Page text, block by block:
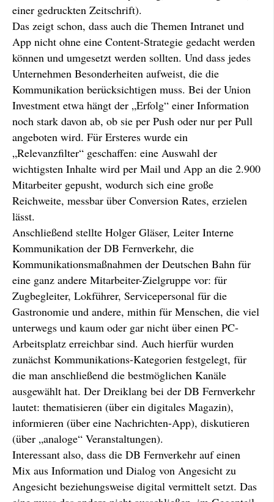
einer gedruckten Zeitschrift).
Das zeigt schon, dass auch die Themen Intranet und
App nicht ohne eine Content-Strategie gedacht werden
können und umgesetzt werden sollten. Und dass jedes
Unternehmen Besonderheiten aufweist, die die
Kommunikation berücksichtigen muss. Bei der Union
Investment etwa hängt der „Erfolg“ einer Information
noch stark davon ab, ob sie per Push oder nur per Pull
angeboten wird. Für Ersteres wurde ein
„Relevanzfilter“ geschaffen: eine Auswahl der
wichtigsten Inhalte wird per Mail und App an die 2.900
Mitarbeiter gepusht, wodurch sich eine große
Reichweite, messbar über Conversion Rates, erzielen
lässt.
Anschließend stellte Holger Gläser, Leiter Interne
Kommunikation der DB Fernverkehr, die
Kommunikationsmaßnahmen der Deutschen Bahn für
eine ganz andere Mitarbeiter-Zielgruppe vor: für
Zugbegleiter, Lokführer, Servicepersonal für die
Gastronomie und andere, mithin für Menschen, die viel
unterwegs und kaum oder gar nicht über einen PC-
Arbeitsplatz erreichbar sind. Auch hierfür wurden
zunächst Kommunikations-Kategorien festgelegt, für
die man anschließend die bestmöglichen Kanäle
ausgewählt hat. Der Dreiklang bei der DB Fernverkehr
lautet: thematisieren (über ein digitales Magazin),
informieren (über eine Nachrichten-App), diskutieren
(über „analoge“ Veranstaltungen).
Interessant also, dass die DB Fernverkehr auf einen
Mix aus Information und Dialog von Angesicht zu
Angesicht beziehungsweise digital vermittelt setzt. Das